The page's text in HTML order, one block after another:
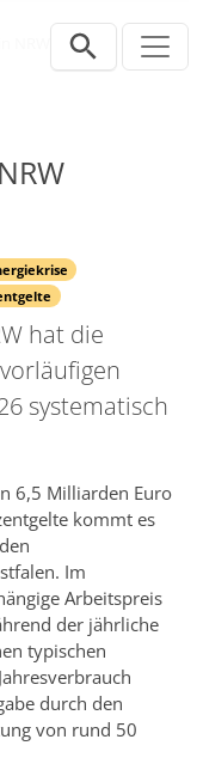
hat die
systematisch
6,5 Milliarden Euro
kommt es
Im
Arbeitspreis
der jährliche
typischen
durch den
von rund 50